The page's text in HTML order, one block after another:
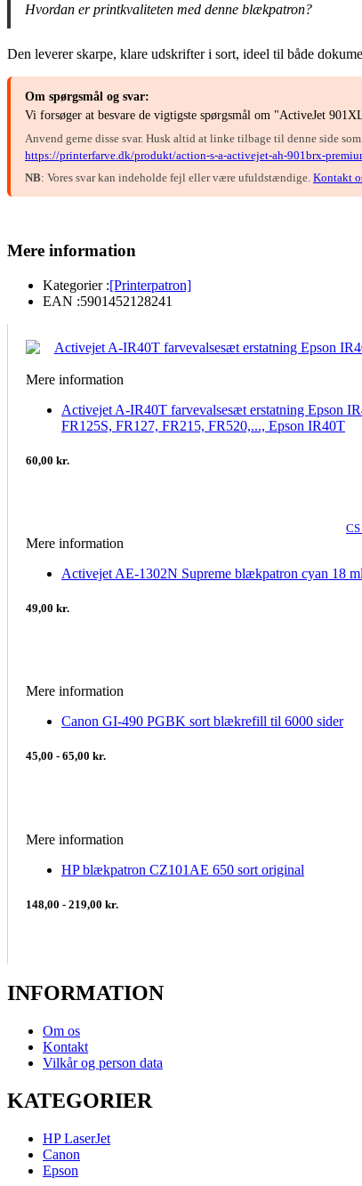
Hvordan er printkvaliteten med denne blækpatron?
Den leverer skarpe, klare udskrifter i sort, ideel til både
Om spørgsmål og svar:
Vi forsøger at besvare de vigtigste spørgsmål om "ActiveJet
Anvend gerne disse svar. Husk altid at linke tilbage til denne side
https://printerfarve.dk/produkt/action-s-a-activejet-ah-901brx-
NB: Vores svar kan indeholde fejl eller være ufuldstændige. Kontakt
Mere information
Kategorier :[Printerpatron]
EAN :5901452128241
Mere information
Activejet A-IR40T farvevalsesæt erstatning Epson
FR125S, FR127, FR215, FR520,..., Epson IR40T
60,00 kr.
Mere information
Activejet AE-1302N Supreme blækpatron cyan 18
49,00 kr.
Mere information
Canon GI-490 PGBK sort blækrefill til 6000 sider
45,00 - 65,00 kr.
Mere information
HP blækpatron CZ101AE 650 sort original
148,00 - 219,00 kr.
INFORMATION
Om os
Kontakt
Vilkår og person data
KATEGORIER
HP LaserJet
Canon
Epson